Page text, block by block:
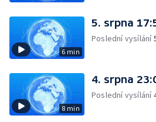
6 min
5. srpna
Poslední vysílání
8 min
4. srpna
Poslední vysílání